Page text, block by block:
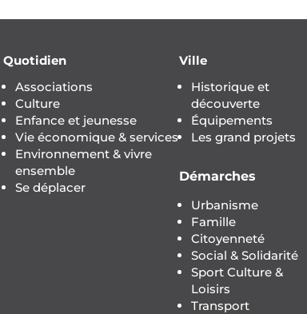
Quotidien
Associations
Culture
Enfance et jeunesse
Vie économique & services
Environnement & vivre
ensemble
Se déplacer
Ville
Historique et
découverte
Équipements
Les grand projets
Démarches
Urbanisme
Famille
Citoyenneté
Social & Solidarité
Sport Culture &
Loisirs
Transport